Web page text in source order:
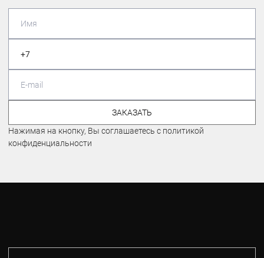
ЗАКАЗАТЬ
Нажимая на кнопку, Вы соглашаетесь с политикой
конфиденциальности